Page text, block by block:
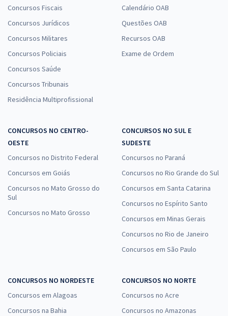
Concursos Fiscais
Concursos Jurídicos
Concursos Militares
Concursos Policiais
Concursos Saúde
Concursos Tribunais
Residência Multiprofissional
Calendário OAB
Questões OAB
Recursos OAB
Exame de Ordem
CONCURSOS NO CENTRO-
OESTE
Concursos no Distrito Federal
Concursos em Goiás
Concursos no Mato Grosso do
Sul
Concursos no Mato Grosso
CONCURSOS NO SUL E
SUDESTE
Concursos no Paraná
Concursos no Rio Grande do Sul
Concursos em Santa Catarina
Concursos no Espírito Santo
Concursos em Minas Gerais
Concursos no Rio de Janeiro
Concursos em São Paulo
CONCURSOS NO NORDESTE
Concursos em Alagoas
Concursos na Bahia
CONCURSOS NO NORTE
Concursos no Acre
Concursos no Amazonas